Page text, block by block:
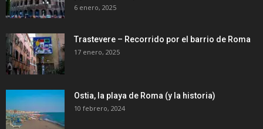
6 enero, 2025
Trastevere – Recorrido por el barrio de Roma
17 enero, 2025
Ostia, la playa de Roma (y la historia)
10 febrero, 2024